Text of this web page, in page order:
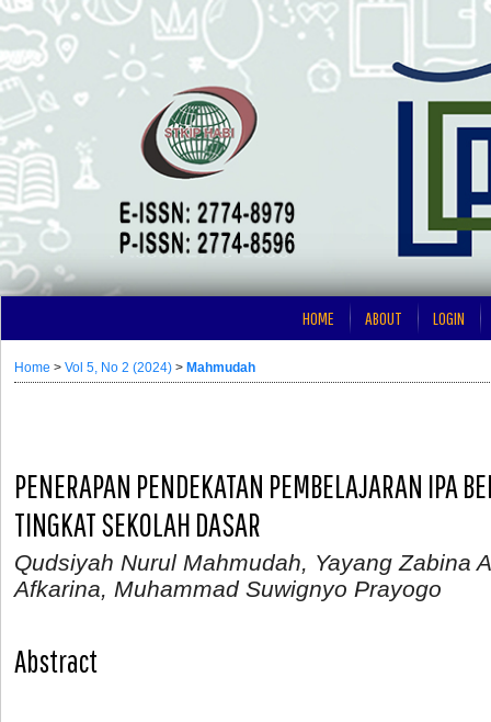
HOME ABOUT LOGIN
Home > Vol 5, No 2 (2024) > Mahmudah
PENERAPAN PENDEKATAN PEMBELAJARAN IPA
TINGKAT SEKOLAH DASAR
Qudsiyah Nurul Mahmudah, Yayang Zabina
Afkarina, Muhammad Suwignyo Prayogo
Abstract